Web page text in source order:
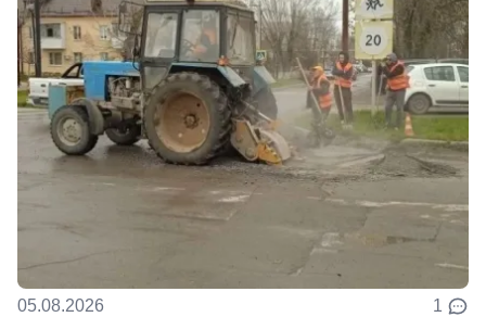
05.08.2026 1